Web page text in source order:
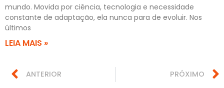
mundo. Movida por ciência, tecnologia e necessidade
constante de adaptação, ela nunca para de evoluir. Nos
últimos
LEIA MAIS »
ANTERIOR PRÓXIMO